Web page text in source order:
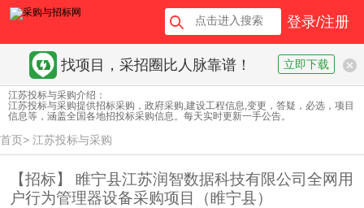
登录/注册
找项目，采招圈比人脉靠谱！ 立即下载
江苏投标与采购介绍：
江苏投标与采购提供招标采购，政府采购,建设工程信息,变更，答疑，必选，项目
信息等，涵盖全国各地招投标采购信息。每天实时更新一手公告。
首页> 江苏投标与采购
【招标】 睢宁县江苏润智数据科技有限公司全网用
户行为管理器设备采购项目（睢宁县）